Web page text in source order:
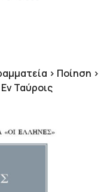
> Ποίηση >
Εν Ταύροις